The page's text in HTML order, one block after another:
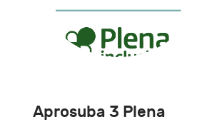
Aprosuba 3 Plena